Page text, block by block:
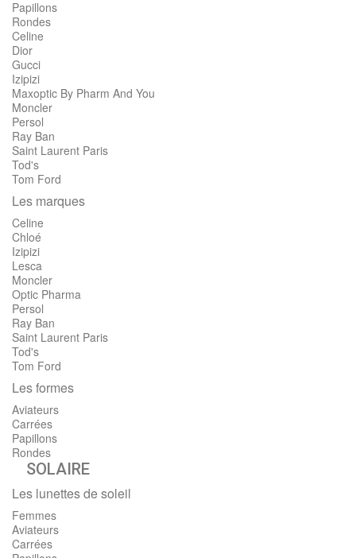
Papillons
Rondes
Celine
Dior
Gucci
Izipizi
Maxoptic By Pharm And You
Moncler
Persol
Ray Ban
Saint Laurent Paris
Tod's
Tom Ford
Les marques
Celine
Chloé
Izipizi
Lesca
Moncler
Optic Pharma
Persol
Ray Ban
Saint Laurent Paris
Tod's
Tom Ford
Les formes
Aviateurs
Carrées
Papillons
Rondes
SOLAIRE
Les lunettes de soleil
Femmes
Aviateurs
Carrées